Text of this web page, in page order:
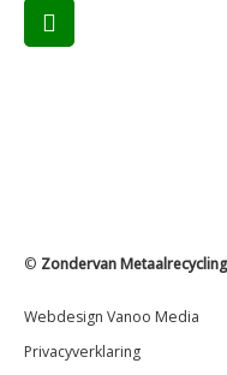
© Zondervan Metaalrecycling
Webdesign Vanoo Media
Privacyverklaring